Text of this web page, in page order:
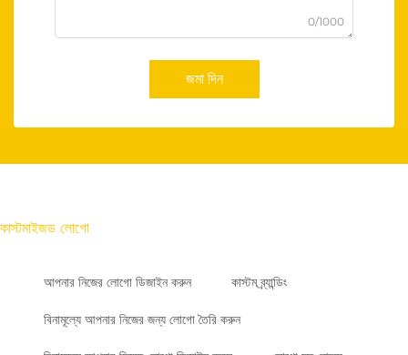
0/1000
জমা দিন
কাস্টমাইজড লোগো
আপনার নিজের লোগো ডিজাইন করুন কাস্টম ব্র্যান্ডিং
বিনামূল্যে আপনার নিজের জন্য লোগো তৈরি করুন